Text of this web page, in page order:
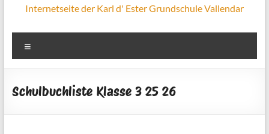
Internetseite der Karl d' Ester Grundschule Vallendar
Schulbuchliste Klasse 3 25 26